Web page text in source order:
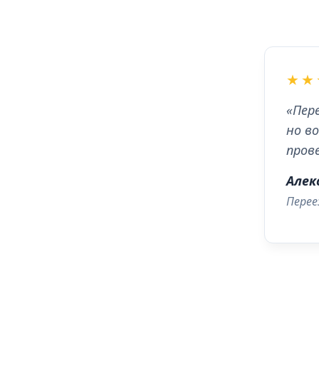
но